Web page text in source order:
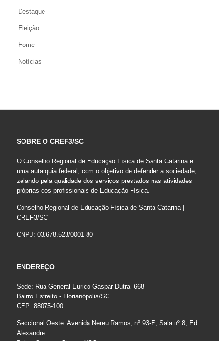
Destaque
Eleição
Home
Notícias
SOBRE O CREF3/SC
O Conselho Regional de Educação Física de Santa Catarina é
uma autarquia federal, com o objetivo de defender a sociedade,
zelando pela qualidade dos serviços prestados nas atividades
próprias dos profissionais de Educação Física.
Conselho Regional de Educação Física de Santa Catarina |
CREF3/SC
CNPJ: 03.678.523/0001-80
ENDEREÇO
Sede: Rua General Eurico Gaspar Dutra, 668
Bairro Estreito - Florianópolis/SC
CEP: 88075-100
Seccional Oeste: Avenida Nereu Ramos, nº 93-E, Sala nº 8, Ed.
Alexandre